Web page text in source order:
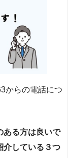
からの電話につ
ある方は良いで
介している３つ